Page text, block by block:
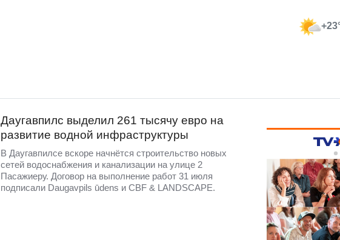
Даугавпилс выделил 261 тысячу евро на
развитие водной инфраструктуры
В Даугавпилсе вскоре начнётся строительство новых
сетей водоснабжения и канализации на улице 2
Пасажиеру. Договор на выполнение работ 31 июля
подписали Daugavpils ūdens и CBF & LANDSCAPE.